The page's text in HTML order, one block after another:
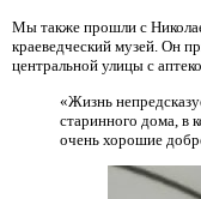
Мы также прошли с
краеведческий музей. Он
центральной улицы с
«Жизнь
старинного дома, в
очень хорошие